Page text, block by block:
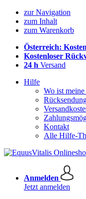
zur Navigation
zum Inhalt
zum Warenkorb
Österreich:
Kostenloser
24 h Versand
Hilfe
Wo ist
Kontakt
Alle Hilfe-
Anmelden
Jetzt anmelden